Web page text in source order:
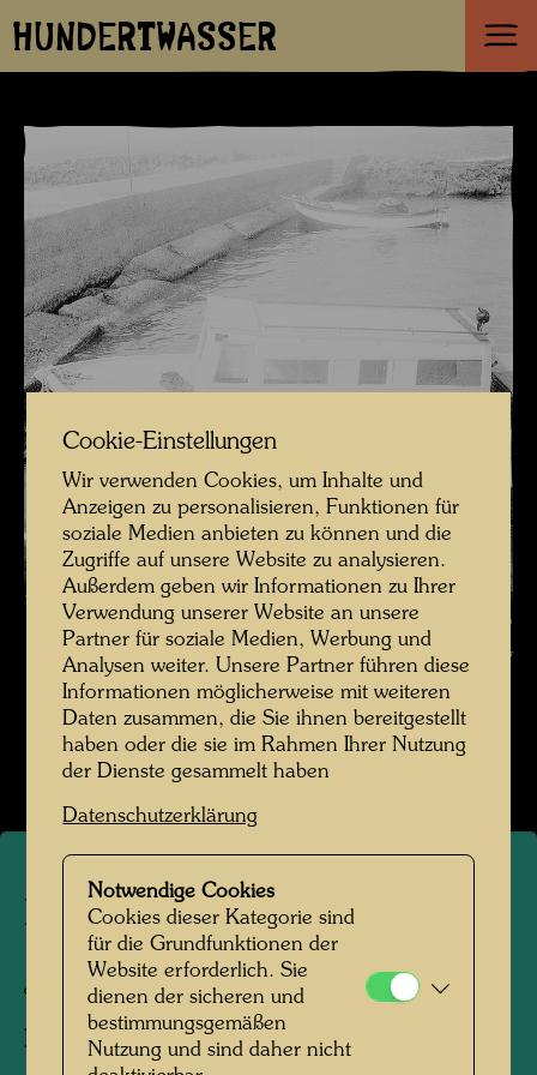
HUNDERTWASSER
Boote im Hafen , Fotograf: Friedensreich Hundertwasser ©
Hundertwasser Archiv
Hundertwasser in Japan 1961
Bildergalerie öffnen
Boote im Hafen
Japan, 1961
Fotograf:Friedensreich Hundertwasser
Cookie-Einstellungen
Wir verwenden Cookies, um Inhalte und
Anzeigen zu personalisieren, Funktionen für
soziale Medien anbieten zu können und die
Zugriffe auf unsere Website zu analysieren.
Außerdem geben wir Informationen zu Ihrer
Verwendung unserer Website an unsere
Partner für soziale Medien, Werbung und
Analysen weiter. Unsere Partner führen diese
Informationen möglicherweise mit weiteren
Daten zusammen, die Sie ihnen bereitgestellt
haben oder die sie im Rahmen Ihrer Nutzung
der Dienste gesammelt haben
Datenschutzerklärung
Notwendige Cookies
Cookies dieser Kategorie sind
für die Grundfunktionen der
Website erforderlich. Sie
dienen der sicheren und
bestimmungsgemäßen
Nutzung und sind daher nicht